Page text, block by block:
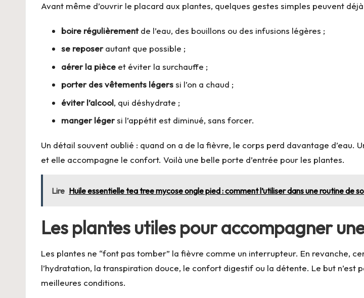
Avant même d’ouvrir le placard aux plantes, quelques gestes simples peuvent
boire régulièrementde l’eau, des bouillons ou des infusions légères ;
se reposerautant que possible ;
aérer la pièce et éviter la surchauffe ;
porter des vêtements légerssi l’on a chaud ;
éviter l’alcool, qui déshydrate ;
manger légersi l’appétit est diminué, sans forcer.
Un détail souvent oublié : quand on a de la fièvre, le corps perd davantage
et elle accompagne le confort. Voilà une belle porte d’entrée pour les plantes.
Lire Huile essentielle tea tree mycose ongle pied : comment l’utiliser dans une routine de
Les plantes utiles pour accompagner
Les plantes ne “font pas tomber” la fièvre comme un interrupteur. En revanche,
l’hydratation, la transpiration douce, le confort digestif ou la détente. Le but
meilleures conditions.